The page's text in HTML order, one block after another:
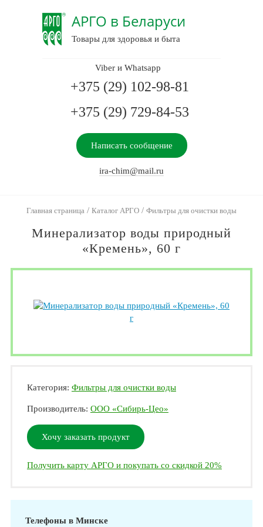
АРГО в Беларуси
Товары для здоровья и быта
Viber и Whatsapp
+375 (29) 102-98-81
+375 (29) 729-84-53
Написать сообщение
ira-chim@mail.ru
Главная страница / Каталог АРГО / Фильтры для очистки воды
Минерализатор воды природный
«Кремень», 60 г
Категория: Фильтры для очистки воды
Производитель: ООО «Сибирь-Цео»
Хочу заказать продукт
Получить карту АРГО и покупать со скидкой 20%
Телефоны в Минске